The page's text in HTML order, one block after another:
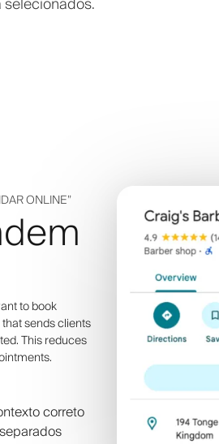
ONLINE”
to book
sends clients
This reduces
correto